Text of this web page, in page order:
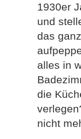
1930er
und
das
alles in
die
nicht